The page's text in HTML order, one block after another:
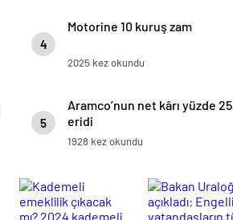
4
Motorine 10 kuruş zam
2025 kez okundu
5
Aramco’nun net kârı yüzde 25
eridi
1928 kez okundu